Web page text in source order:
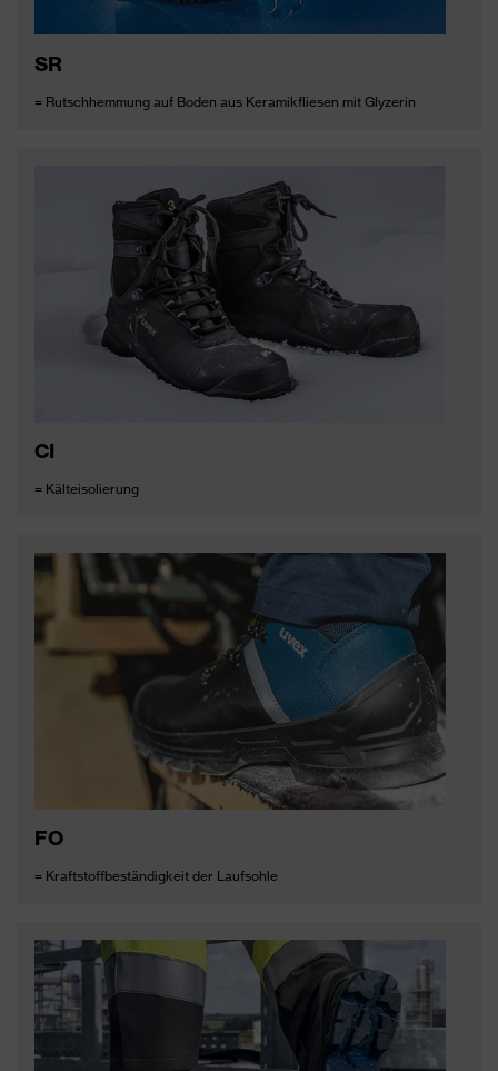
SR
= Rutschhemmung auf Boden aus Keramikfliesen mit Glyzerin
CI
= Kälteisolierung
FO
= Kraftstoffbeständigkeit der Laufsohle